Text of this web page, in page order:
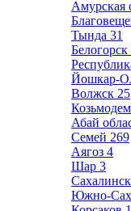
Амурская
Тында 31
Белогорск
Йошкар-
Волжск 25
Абай
Семей 269
Аягоз 4
Шар 3
Южно-